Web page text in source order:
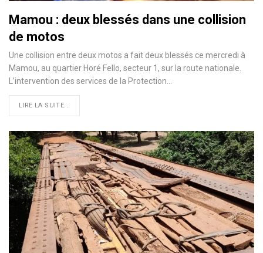
Mamou : deux blessés dans une collision
de motos
Une collision entre deux motos a fait deux blessés ce mercredi à
Mamou, au quartier Horé Fello, secteur 1, sur la route nationale.
L’intervention des services de la Protection…
LIRE LA SUITE...